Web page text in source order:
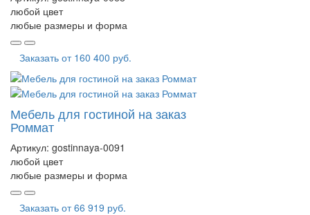
любой цвет
любые размеры и форма
Заказать от 160 400 руб.
Мебель для гостиной на заказ
Роммат
Артикул: gostinnaya-0091
любой цвет
любые размеры и форма
Заказать от66 919 руб.